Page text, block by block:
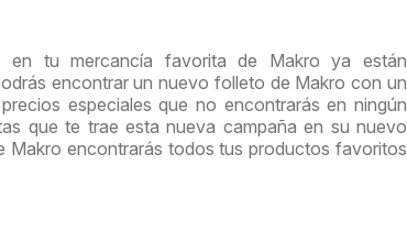
en tu mercancía favorita de Makro ya están
encontrar un nuevo folleto de Makro con un
especiales que no encontrarás en ningún
que te trae esta nueva campaña en su nuevo
Makro encontrarás todos tus productos favoritos